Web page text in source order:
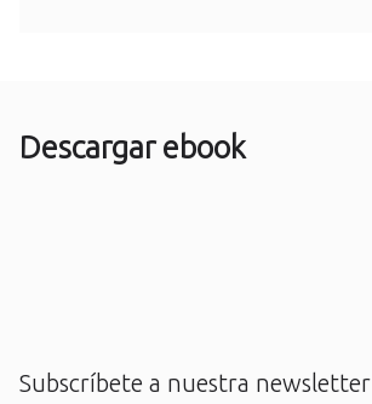
Descargar ebook
Subscríbete a nuestra newsletter